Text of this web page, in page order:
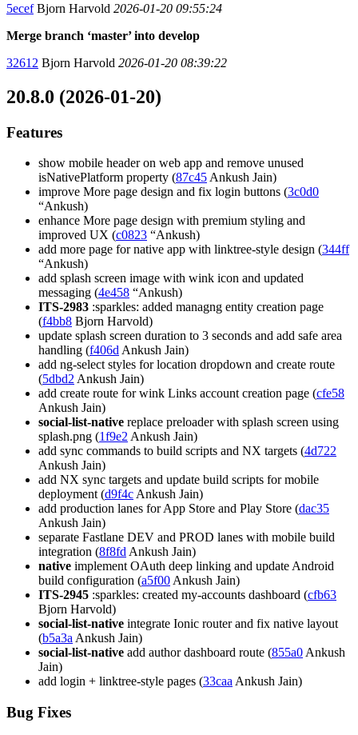
5ecefBjorn Harvold 2026-01-20 09:55:24
Merge branch ‘master’ into develop
32612 Bjorn Harvold 2026-01-20 08:39:22
20.8.0 (2026-01-20)
Features
show mobile header on web app and remove unused
isNativePlatform property (87c45 Ankush Jain)
improve More page design and fix login buttons (3c0d0
“Ankush)
enhance More page design with premium styling and
improved UX (c0823 “Ankush)
add more page for native app with linktree-style design (344ff
“Ankush)
add splash screen image with wink icon and updated
messaging (4e458 “Ankush)
ITS-2983 :sparkles: added managng entity creation page
(f4bb8 Bjorn Harvold)
update splash screen duration to 3 seconds and add safe area
handling (f406d Ankush Jain)
add ng-select styles for location dropdown and create route
(5dbd2 Ankush Jain)
add create route for wink Links account creation page (cfe58
Ankush Jain)
social-list-native replace preloader with splash screen using
splash.png (1f9e2 Ankush Jain)
add sync commands to build scripts and NX targets (4d722
Ankush Jain)
add NX sync targets and update build scripts for mobile
deployment (d9f4c Ankush Jain)
add production lanes for App Store and Play Store (dac35
Ankush Jain)
separate Fastlane DEV and PROD lanes with mobile build
integration (8f8fd Ankush Jain)
native implement OAuth deep linking and update Android
build configuration (a5f00 Ankush Jain)
ITS-2945 :sparkles: created my-accounts dashboard (cfb63
Bjorn Harvold)
social-list-native integrate Ionic router and fix native layout
(b5a3a Ankush Jain)
social-list-native add author dashboard route (855a0 Ankush
Jain)
add login + linktree-style pages (33caa Ankush Jain)
Bug Fixes